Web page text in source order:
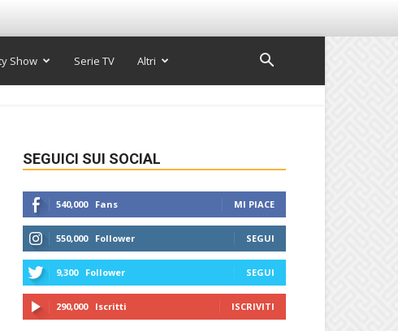
Show Serie TV Altri
SEGUICI SUI SOCIAL
540,000 Fans MI PIACE
550,000 Follower SEGUI
9,300 Follower SEGUI
290,000 Iscritti ISCRIVITI